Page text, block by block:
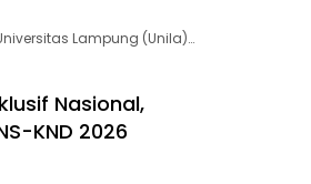
Lampung (Unila)…
Nasional,
KND 2026